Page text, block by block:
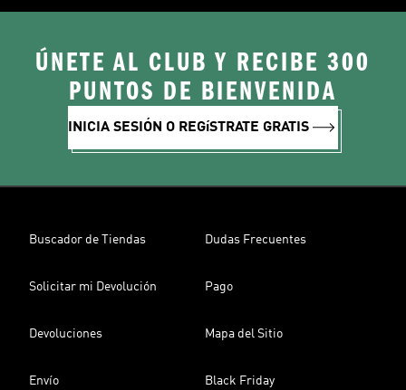
ÚNETE AL CLUB Y RECIBE 300
PUNTOS DE BIENVENIDA
INICIA SESIÓN O REGíSTRATE GRATIS
Buscador de Tiendas Dudas Frecuentes
Solicitar mi Devolución Pago
Devoluciones Mapa del Sitio
Envío Black Friday